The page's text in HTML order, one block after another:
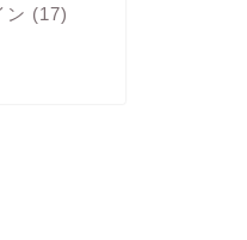
ン (17)